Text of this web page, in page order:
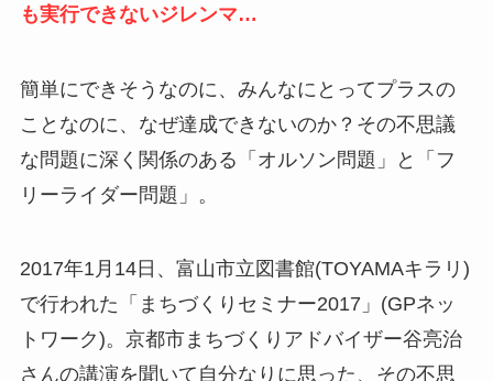
も実行できないジレンマ…
簡単にできそうなのに、みんなにとってプラスの
ことなのに、なぜ達成できないのか？その不思議
な問題に深く関係のある「オルソン問題」と「フ
リーライダー問題」。
2017年1月14日、富山市立図書館(TOYAMAキラリ)
で行われた「まちづくりセミナー2017」(GPネッ
トワーク)。京都市まちづくりアドバイザー谷亮治
さんの講演を聞いて自分なりに思った、その不思